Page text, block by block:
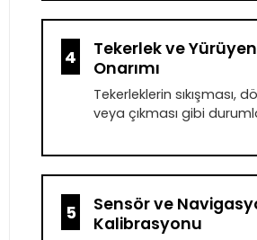
4
Tekerlek ve
Onarımı
Tekerleklerin sıkışması,
veya çıkması gibi
5
Sensör ve
Kalibrasyonu